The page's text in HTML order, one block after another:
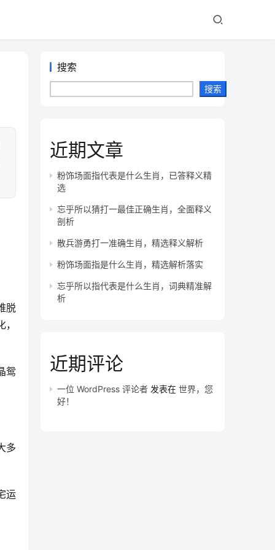
脱
鸳
多
运
搜索
搜索
近期文章
粉饰场面指代表是什么生肖，已答释义精
选
忘乎所以猜打一最佳正确生肖，全面释义
剖析
散兵游勇打一准确生肖，精选释义解析
粉饰场面指是什么生肖，精选解析落实
忘乎所以指代表是什么生肖，词典精准解
析
近期评论
一位 WordPress 评论者 发表在 世界，您
好！